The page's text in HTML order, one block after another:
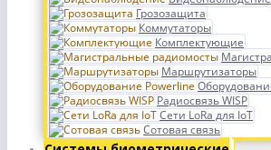
Грозозащита
Коммутаторы
Комплектующие
Маршрутизаторы
Радиосвязь WISP
Сети LoRa для IoT
Сотовая связь